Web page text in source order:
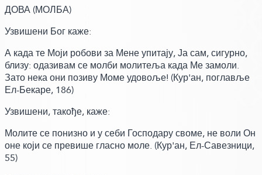
ДОВА(МОЛБА)
Узвишени Бог каже:
А када те Моји робови за Мене упитају, Ја сам, сигурно,
близу:одазивам се молби молитеља када Ме замоли.
Зато нека они позиву Моме удовоље! (Кур'ан, поглавље
Ел-Бекаре, 186)
Узвишени, такође,каже:
Молите се понизно и у себи Господару своме, не воли Он
оне који се превише гласно моле. (Кур'ан, Ел-Савезници,
55)